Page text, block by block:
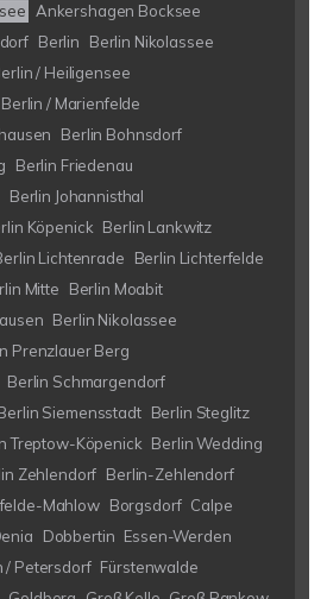
Ankershagen Bocksee
Berlin
Berlin Nikolassee
/ Heiligensee
Berlin / Marienfelde
Berlin Bohnsdorf
Berlin Friedenau
Berlin Johannisthal
Köpenick Berlin Lankwitz
Lichtenrade
Berlin Lichterfelde
Mitte
Berlin Moabit
Berlin Nikolassee
Prenzlauer Berg
Berlin Schmargendorf
Siemensstadt Berlin Steglitz
Treptow-Köpenick Berlin Wedding
Zehlendorf Berlin-Zehlendorf
Mahlow Borgsdorf Calpe
Dobbertin Essen-Werden
/ Petersdorf Fürstenwalde